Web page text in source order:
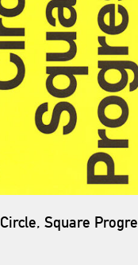
Circle, Square